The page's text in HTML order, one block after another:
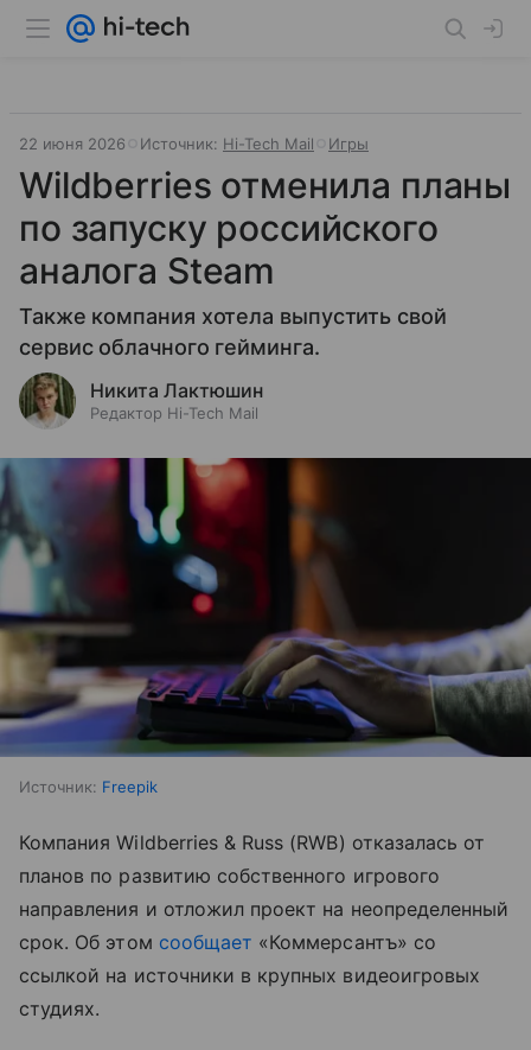
22 июня 2026 Источник: Hi-Tech Mail Игры
Wildberries отменила планы
по запуску российского
аналога Steam
Также компания хотела выпустить свой
сервис облачного гейминга.
Никита Лактюшин
Редактор Hi-Tech Mail
Источник: Freepik
Компания Wildberries & Russ (RWB) отказалась от
планов по развитию собственного игрового
направления и отложил проект на неопределенный
срок. Об этом сообщает «Коммерсантъ» со
ссылкой на источники в крупных видеоигровых
студиях.